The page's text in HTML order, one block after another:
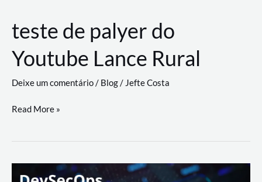
de
trabalho
com
a
workflows
teste de palyer do
Youtube Lance Rural
Deixe um comentário/ Blog/ Jefte Costa
teste
palyer
Read More »